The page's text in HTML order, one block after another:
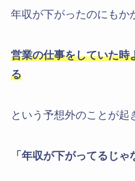
年収が下がったのにもか
営業の仕事をしていた時
る
という予想外のことが起
「年収が下がってるじゃ